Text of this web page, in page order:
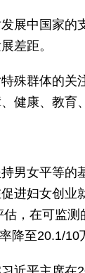
中国家的支
差距。
群体的关注
健康、教育
女平等的基
进妇女创业
，在可监
降至20.1/10